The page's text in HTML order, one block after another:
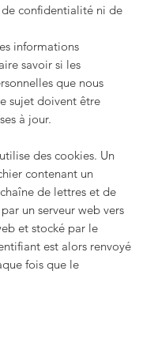
confidentialité ni de
informations
savoir si les
que nous
sujet doivent être
à jour.
des cookies. Un
contenant un
de lettres et de
un serveur web vers
et stocké par le
est alors renvoyé
fois que le